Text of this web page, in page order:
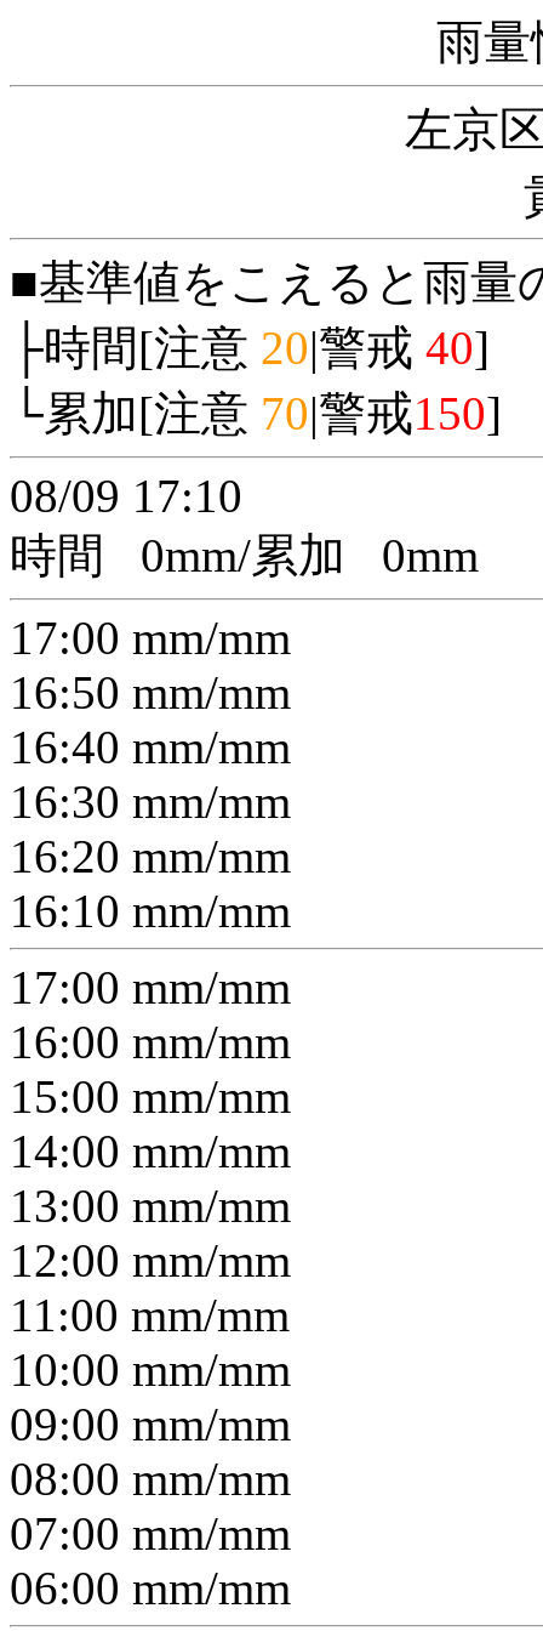
雨量
左京
■基準値をこえると雨量
├時間[注意 20|警戒 40]
└累加[注意 70|警戒150]
08/09 17:10
時間
0mm/累加 0mm
17:00 mm/mm
16:50 mm/mm
16:40 mm/mm
16:30 mm/mm
16:20 mm/mm
16:10 mm/mm
17:00 mm/mm
16:00 mm/mm
15:00 mm/mm
14:00 mm/mm
13:00 mm/mm
12:00 mm/mm
11:00 mm/mm
10:00 mm/mm
09:00 mm/mm
08:00 mm/mm
07:00 mm/mm
06:00 mm/mm